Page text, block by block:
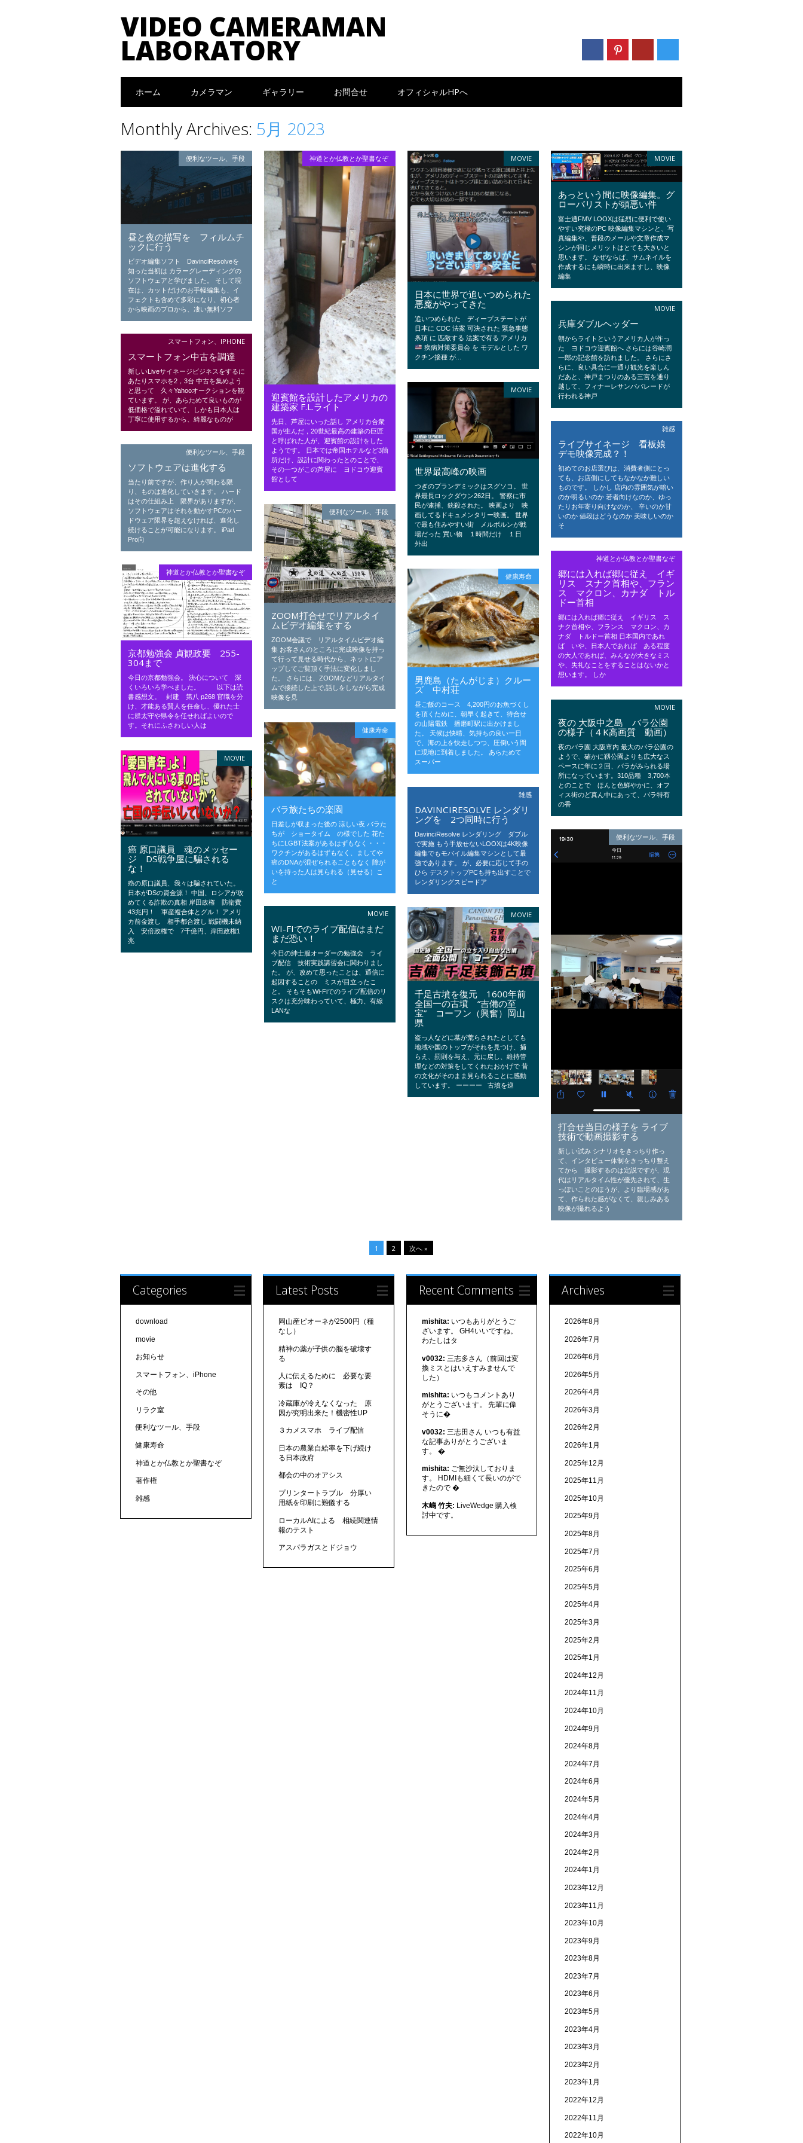
VIDEO CAMERAMAN
LABORATORY
Main menu
ホーム カメラマン ギャラリー お問合せ オフィシャルHPへ
Monthly Archives: 5月 2023
便利なツール、手段
昼と夜の描写を フィルムチ
ックに行う
ビデオ編集ソフト DavinciResolveを
知った当初は カラーグレーディングの
ソフトウェアと学びました。 そして現
在は、カットだけのお手軽編集も、イ
フェクトも含めて多彩になり、初心者
から映画のプロから、凄い無料ソフ
神道とか仏教とか聖書なぞ
迎賓館を設計したアメリカの
建築家 F.L.ライト
先日、芦屋にいった話し アメリカ合衆
国が生んだ，20世紀最高の建築の巨匠
と呼ばれた人が、迎賓館の設計をした
ようです。 日本では帝国ホテルなど3箇
所だけ、設計に関わったとのことで、
その一つがこの芦屋に ヨドコウ迎賓
館として
MOVIE
日本に世界で追いつめられた
悪魔がやってきた
追いつめられた ディープステートが
日本に CDC 法案 可決された 緊急事態
条項 に 匹敵する 法案で有る アメリカ
疾病対策委員会 を モデルとした ワ
クチン接種 が...
MOVIE
あっという間に映像編集。グ
ローバリストが頭悪い件
富士通FMV LOOXは猛烈に便利で使い
やすい究極のPC 映像編集マシンと、写
真編集や、普段のメールや文章作成マ
シンが同じメリットはとても大きいと
思います。 なぜならば、サムネイルを
作成するにも瞬時に出来ますし、映像
編集
MOVIE
兵庫ダブルヘッダー
朝からライトというアメリカ人が作っ
た ヨドコウ迎賓館へ さらには谷崎潤
一郎の記念館を訪れました。 さらにさ
らに、良い具合に一通り観光を楽しん
だあと、神戸まつりのある三宮を通り
越して、フィナーレサンバパレードが
行われる神戸
スマートフォン、IPHONE
スマートフォン中古を調達
新しいLiveサイネージビジネスをするに
あたりスマホを2，3台 中古を集めよう
と思って 久々Yahooオークションを観
ています。 が、あらためて良いものが
低価格で溢れていて、しかも日本人は
丁寧に使用するから、綺麗なものが
MOVIE
世界最高峰の映画
つぎのプランデミックはスグソコ。 世
界最長ロックダウン262日。 警察に市
民が逮捕、銃殺された。 映画より 映
画してるドキュメンタリー映画。 世界
で最も住みやすい街 メルボルンが戦
場だった 買い物 １時間だけ １日
外出
雑感
ライブサイネージ 看板娘
デモ映像完成？！
初めてのお店選びは、消費者側にとっ
ても、お店側にしてもなかなか難しい
ものです。 しかし 店内の雰囲気が暗い
のか明るいのか 若者向けなのか、ゆっ
たりお年寄り向けなのか、 辛いのか甘
いのか 値段はどうなのか 美味しいのか
そ
便利なツール、手段
ソフトウェアは進化する
当たり前ですが、作り人が関わる限
り、ものは進化していきます。 ハード
はその仕組み上 限界がありますが、
ソフトウェアはそれを動かすPCのハー
ドウェア限界を超えなければ、進化し
続けることが可能になります。 iPad
Pro向
便利なツール、手段
ZOOM打合せでリアルタイ
ムビデオ編集をする
ZOOM会議で リアルタイムビデオ編
集 お客さんのところに完成映像を持っ
て行って見せる時代から、ネットにア
ップしてご覧頂く手法に変化しまし
た。 さらには、ZOOMなどリアルタイ
ムで接続した上で,話しをしながら完成
映像を見
神道とか仏教とか聖書なぞ
郷には入れば郷に従え イギ
リス スナク首相や、フラン
ス マクロン、カナダ トル
ドー首相
郷には入れば郷に従え イギリス ス
ナク首相や、フランス マクロン、カ
ナダ トルドー首相 日本国内であれ
ば いや、日本人であれば ある程度
の大人であれば、みんなが大きなミス
や、失礼なことをすることはないかと
想います。 しか
神道とか仏教とか聖書なぞ
京都勉強会 貞観政要 255-
304まで
今日の京都勉強会。 決心について 深
くいろいろ学べました。 以下は読
書感想文。 封建 第八 p268 官職を分
け、才能ある賢人を任命し、優れた士
に群太守や県令を任せればよいので
す。それにふさわしい人は
健康寿命
男鹿島（たんがじま）クルー
ズ 中村荘
昼ご飯のコース 4,200円のお魚づくし
を頂くために、朝早く起きて、待合せ
の山陽電鉄 播磨町駅に出かけまし
た。 天候は快晴、気持ちの良い一日
で、海の上を快走しつつ、圧倒いう間
に現地に到着しました。 あらためて
スーパー
MOVIE
夜の 大阪中之島 バラ公園
の様子（４K高画質 動画）
夜のバラ園 大阪市内 最大のバラ公園の
ようで、確かに靱公園よりも広大なス
ペースに年に２回、バラがみられる場
所になっています。310品種 3,700本
とのことで ほんと色鮮やかに、オフ
ィス街のど真ん中にあって、バラ特有
の香
健康寿命
バラ族たちの楽園
日差しが収まった後の 涼しい夜 バラた
ちが ショータイム の様でした 花た
ちにLGBT法案があるはずもなく・・・
ワクチンがあるはずもなく、ましてや
癌のDNAが混ぜられることもなく 障が
いを持った人は見られる（見せる）こ
と
MOVIE
癌 原口議員 魂のメッセー
ジ DS戦争屋に騙される
な！
癌の原口議員、我々は騙されていた。
日本がDSの資金源！ 中国、ロシアが攻
めてくる詐欺の真相 岸田政権 防衛費
43兆円！ 軍産複合体とグル！ アメリ
カ前金渡し 相手都合渡し 戦闘機未納
入 安倍政権で 7千億円、岸田政権1
兆
雑感
DAVINCIRESOLVE レンダリ
ングを 2つ同時に行う
DavinciResolve レンダリング ダブル
で実施 もう手放せないLOOXは4K映像
編集でもモバイル編集マシンとして最
強であります。 が、必要に応じて手の
ひら デスクトップPCも持ち出すことで
レンダリングスピードア
便利なツール、手段
打合せ当日の様子を ライブ
技術で動画撮影する
新しい試み シナリオをきっちり作っ
て、インタビュー体制をきっちり整え
てから 撮影するのは定説ですが、現
代はリアルタイム性が優先されて、生
っぽいことのほうが、より臨場感があ
て、作られた感がなくて、親しみある
映像が撮れるよう
MOVIE
WI-FIでのライブ配信はまだ
まだ恐い！
今日の紳士服オーダーの勉強会 ライ
ブ配信 技術実践講習会に関わりまし
た。 が、改めて思ったことは、通信に
起因することの ミスが目立ったこ
と。 そもそもWi-Fiでのライブ配信のリ
スクは充分味わっていて、極力、有線
LANな
MOVIE
千足古墳を復元 1600年前
全国一の古墳 “吉備の至
宝” コーフン（興奮）岡山
県
盗っ人などに墓が荒らされたとしても
地域や国のトップがそれを見つけ、捕
らえ、罰則を与え、元に戻し、維持管
理などの対策をしてくれたおかげで 昔
の文化がそのまま見られることに感動
しています。 ーーーー 古墳を巡
1 2 次へ »
Categories
download
movie
お知らせ
スマートフォン、iPhone
その他
リラク室
便利なツール、手段
健康寿命
神道とか仏教とか聖書なぞ
著作権
雑感
Latest Posts
岡山産ピオーネが2500円（種
なし）
精神の薬が子供の脳を破壊す
る
人に伝えるために 必要な要
素は IQ？
冷蔵庫が冷えなくなった 原
因が究明出来た！機密性UP
３カメスマホ ライブ配信
日本の農業自給率を下げ続け
る日本政府
都会の中のオアシス
プリンタートラブル 分厚い
用紙を印刷に難儀する
ローカルAIによる 相続関連情
報のテスト
アスパラガスとドジョウ
Recent Comments
mishita: いつもありがとうご
ざいます。 GH4いいですね。
わたしはタ
v0032: 三志多さん（前回は変
換ミスとはいえすみませんで
した）
mishita: いつもコメントあり
がとうございます。 先輩に偉
そうに�
v0032: 三志田さん いつも有益
な記事ありがとうございま
す。 �
mishita: ご無沙汰しておりま
す。 HDMIも細くて長いのがで
きたので �
木嶋 竹夫: LiveWedge 購入検
討中です。
Archives
2026年8月
2026年7月
2026年6月
2026年5月
2026年4月
2026年3月
2026年2月
2026年1月
2025年12月
2025年11月
2025年10月
2025年9月
2025年8月
2025年7月
2025年6月
2025年5月
2025年4月
2025年3月
2025年2月
2025年1月
2024年12月
2024年11月
2024年10月
2024年9月
2024年8月
2024年7月
2024年6月
2024年5月
2024年4月
2024年3月
2024年2月
2024年1月
2023年12月
2023年11月
2023年10月
2023年9月
2023年8月
2023年7月
2023年6月
2023年5月
2023年4月
2023年3月
2023年2月
2023年1月
2022年12月
2022年11月
2022年10月